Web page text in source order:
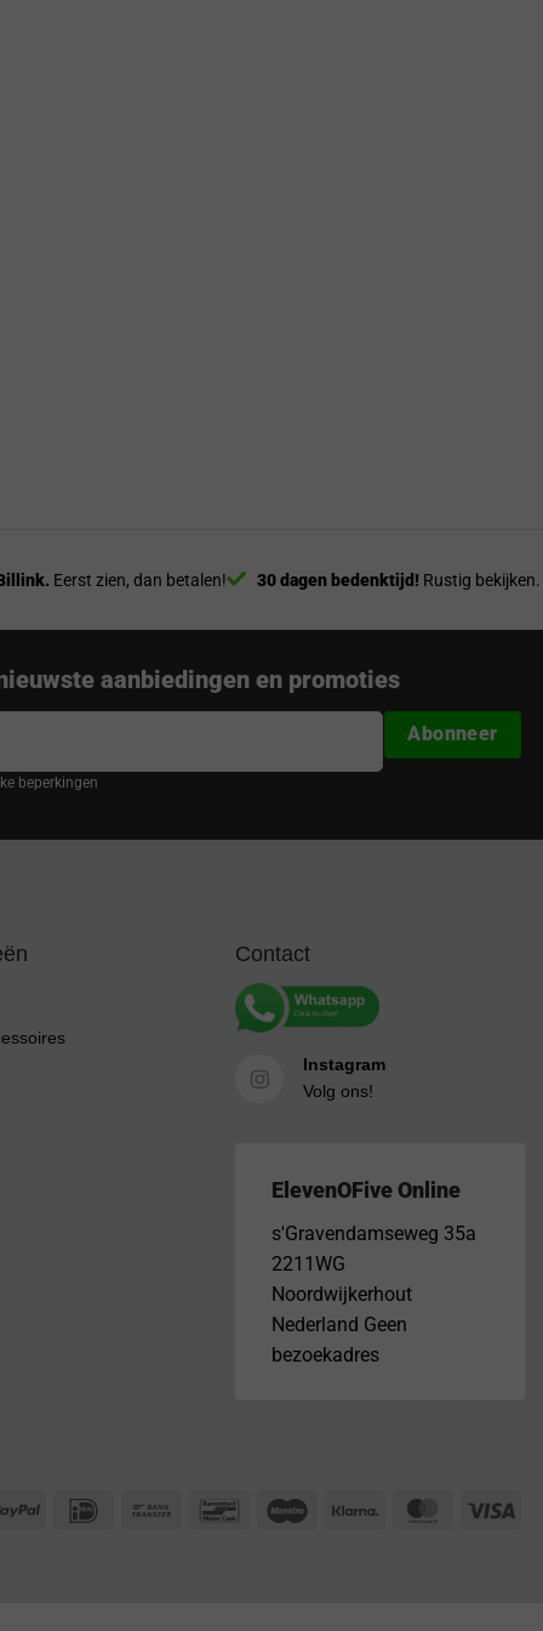
Eerst zien, dan betalen! 30 dagen bedenktijd! Rustig bekijken.
aanbiedingen en promoties
beperkingen
Abonneer
Contact
Instagram
Volg ons!
ElevenOFive Online
s'Gravendamseweg 35a
2211WG
Noordwijkerhout
Nederland Geen
bezoekadres
PayPal IDeal
Bank
BancontactMaestro Klarna